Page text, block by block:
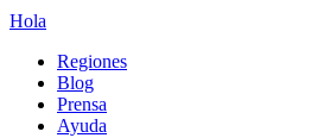
Hola
Regiones
Blog
Prensa
Ayuda